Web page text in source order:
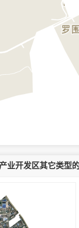
业开发区其它类型